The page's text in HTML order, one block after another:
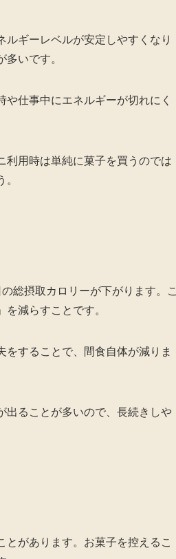
ギーレベルが安定しやすくなり
いです。
仕事中にエネルギーが切れにく
利用時は単純に菓子を買うのでは
総摂取カロリーが下がります。こ
減らすことです。
することで、間食自体が減りま
出ることが多いので、長続きしや
があります。お菓子を控えるこ